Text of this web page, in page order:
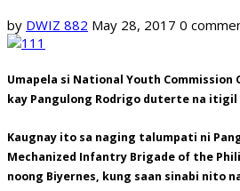
by DWIZ 882 May 28, 2017 0
Umapela si National Youth Commission
kay Pangulong Rodrigo duterte na itigil
Kaugnay ito sa naging talumpati ni
Mechanized Infantry Brigade of the
noong Biyernes, kung saan sinabi nito